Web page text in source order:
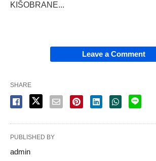
KIŠOBRANE...
Leave a Comment
SHARE
PUBLISHED BY
admin